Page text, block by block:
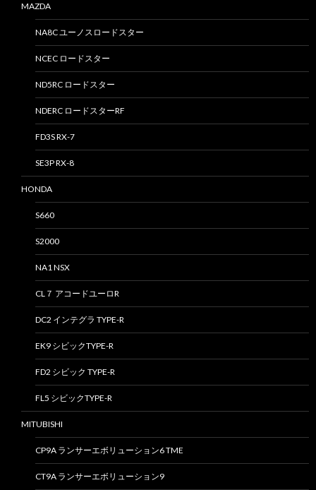
MAZDA
NA8C ユーノスロードスター
NCEC ロードスター
ND5RC ロードスター
NDERC ロードスターRF
FD3S RX-7
SE3P RX-8
HONDA
S660
S2000
NA1 NSX
CL７ アコードユーロR
DC2 インテグラ TYPE-R
EK9 シビックTYPE-R
FD2 シビック TYPE-R
FL5 シビックTYPE-R
MITUBISHI
CP9A ランサーエボリューション6 TME
CT9A ランサーエボリューション9